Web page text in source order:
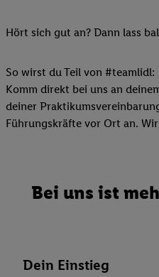
Hört sich gut an? Dann lass
So wirst du Teil von #teamlidl:
Komm direkt bei uns an
deiner
Führungskräfte vor Ort an.
Bei uns ist
Dein Einstieg